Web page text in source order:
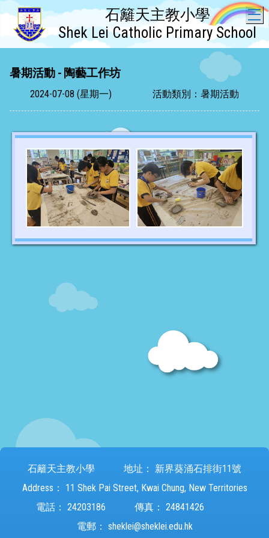
石籬天主教小學
Shek Lei Catholic Primary School
暑期活動 - 陶藝工作坊
2024-07-08 (星期一) 活動類別：暑期活動
石籬天主教小學 地址：
新界葵涌石排街11號
Address：
11 Shek Pai Street, Kwai Chung, New Territories
電話： 24203186 傳真： 24841426
電郵： sheklei@sheklei.edu.hk